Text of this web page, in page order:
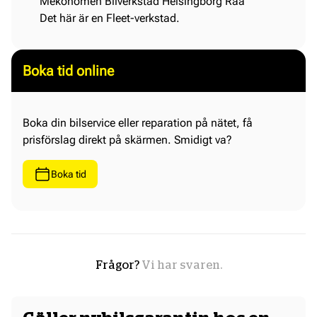
Det här är en Fleet-verkstad.
Boka tid online
Boka din bilservice eller reparation på nätet, få
prisförslag direkt på skärmen. Smidigt va?
Boka tid
Frågor? Vi har svaren.